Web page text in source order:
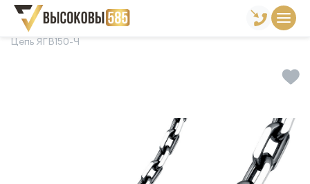
Главная Склад готовой продукции
Цепь ЯГВ150-Ч